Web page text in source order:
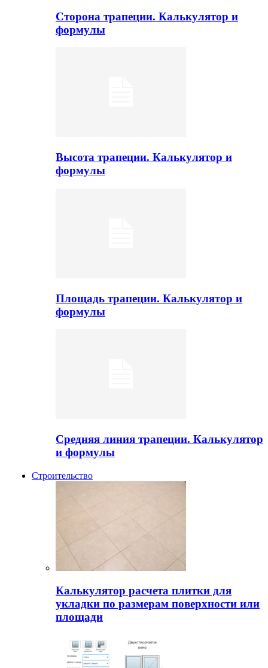
Сторона трапеции. Калькулятор и
формулы
Высота трапеции. Калькулятор и
формулы
Площадь трапеции. Калькулятор и
формулы
Средняя линия трапеции. Калькулятор
и формулы
Строительство
Калькулятор расчета плитки для
укладки по размерам поверхности или
площади